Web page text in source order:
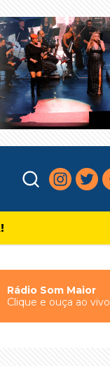
Rádio Som Maior
Clique e ouça ao vivo